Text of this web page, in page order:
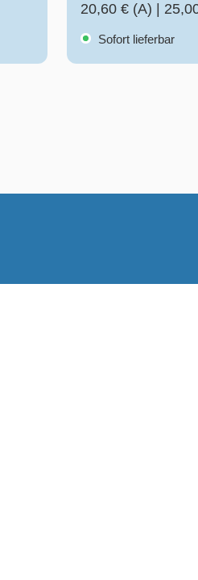
20,60 € (A)
Sofort lieferbar